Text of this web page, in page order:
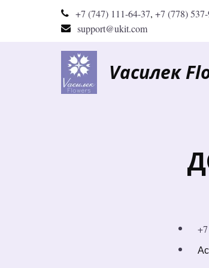
+7 (747) 111-64-37, +7 (778)
support@ukit.com
Vасилек